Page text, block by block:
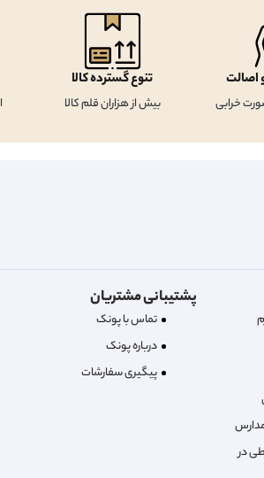
اصالت
خرابی
تنوع گسترده کالا
بیش از هزاران قلم کالا
در
پشتیبانی مشتریان
تماس با پونک
درباره‌ پونک
پیگیری سفارشات